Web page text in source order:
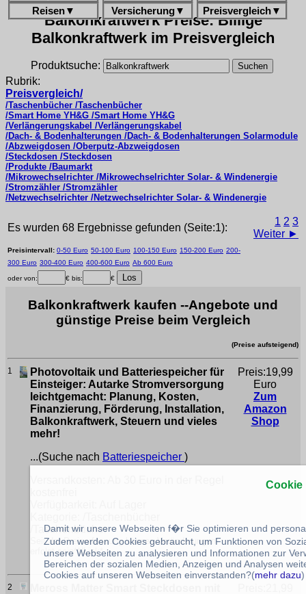
Reisen▼ Versicherung▼ Preisvergleich▼
Balkonkraftwerk Preise: Billige
Balkonkraftwerk im Preisvergleich
Produktsuche:
Rubrik:
Preisvergleich/
/Taschenbücher /Taschenbücher
/Smart Home YH&G /Smart Home YH&G
/Verlängerungskabel /Verlängerungskabel
/Dach- & Bodenhalterungen /Dach- & Bodenhalterungen Solarmodule
/Abzweigdosen /Oberputz-Abzweigdosen
/Steckdosen /Steckdosen
/Produkte /Baumarkt
/Mikrowechselrichter /Mikrowechselrichter Solar- & Windenergie
/Stromzähler /Stromzähler
/Netzwechselrichter /Netzwechselrichter Solar- & Windenergie
Es wurden 68 Ergebnisse gefunden (Seite:1):
1 2 3
Weiter ►
Preisintervall: 0-50 Euro 50-100 Euro 100-150 Euro 150-200 Euro 200-
300 Euro 300-400 Euro 400-600 Euro Ab 600 Euro
oder von: € bis: €
Balkonkraftwerk kaufen --Angebote und
günstige Preise beim Vergleich
(Preise aufsteigend)
1
Photovoltaik und Batteriespeicher für
Einsteiger: Autarke Stromversorgung
leichtgemacht: Planung, Kosten,
Finanzierung, Förderung, Installation,
Balkonkraftwerk, Steuern und vieles
mehr!
...(Suche nach Batteriespeicher )
/Taschenbücher
Seit der Preiserfassung können Veränderungen
erfolgt sein**/Link*
Preis:19,99
Euro
Zum
Amazon
Shop
2
Cookie
Damit wir unsere Webseiten f�r Sie optimieren und
Zudem werden Cookies gebraucht, um Funktionen von
unsere Webseiten zu analysieren und Informationen zur
Bereichen der sozialen Medien, Anzeigen und Analysen
Cookies auf unseren Webseiten einverstanden?(mehr dazu)